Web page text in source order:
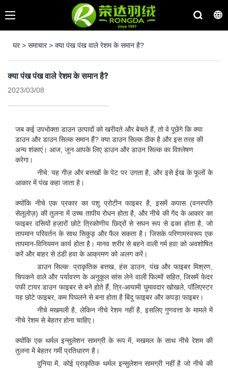
घर> समाचार> क्या पंख पंख वाले रेशम के समान है?
क्या पंख पंख वाले रेशम के समान है?
2023/03/08
जब कई उपभोक्ता डाउन उत्पादों को खरीदते और बेचते हैं, तो वे पूछेंगे कि क्या
डाउन और डाउन सिल्क समान हैं? क्या डाउन सिल्क ठीक है और इस तरह की
अन्य शंकाएं। आज, जून आपके लिए डाउन और डाउन सिल्क का विश्लेषण
करेगा।
नीचे: यह गीज़ और बत्तखों के पेट पर उगता है, और इसे ईख के फूलों के
आकार में पंख कहा जाता है।
क्योंकि नीचे एक प्रकार का पशु प्रोटीन फाइबर है, इसमें कपास (वनस्पति
सेलूलोज़) की तुलना में उच्च तापीय रोधन होता है, और नीचे की गेंद के आकार का
फाइबर दसियों हज़ारों छोटे त्रिकोणीय छिद्रों से सघन रूप से ढका होता है, जो
तापमान परिवर्तन के साथ सिकुड़ और फैल सकता है। जिसके परिणामस्वरूप एक
तापमान-विनियमन कार्य होता है। मानव शरीर से बहने वाली गर्म हवा को अवशोषित
करें और बाहर से ठंडी हवा के आक्रमण को अलग करें।
डाउन सिल्क: प्राकृतिक बत्तख, हंस डाउन, पंख और फाइबर मिश्रण,
चिपकने वाले और पर्यावरण के अनुकूल सांस लेने वाली फिल्मों सहित, जिसमें फेदर
पफी टायर डाउन फाइबर से बने होते हैं, त्रि-आयामी घुमावदार खोखले, पॉलिएस्टर
यह छोटे फाइबर, कम पिघलने से बना होता है बिंदु फाइबर और कपड़ा फाइबर।
नीचे मखमली है, लेकिन नीचे रेशम नहीं है, इसलिए गुणवत्ता के मामले में
नीचे रेशम से बेहतर होना चाहिए।
क्योंकि एक थर्मल इन्सुलेशन सामग्री के रूप में, मखमल के साथ नीचे रेशम की
तुलना में बेहतर गर्मी प्रतिधारण है।
दुनिया में, कोई प्राकृतिक थर्मल इन्सुलेशन सामग्री नहीं है जो नीचे की